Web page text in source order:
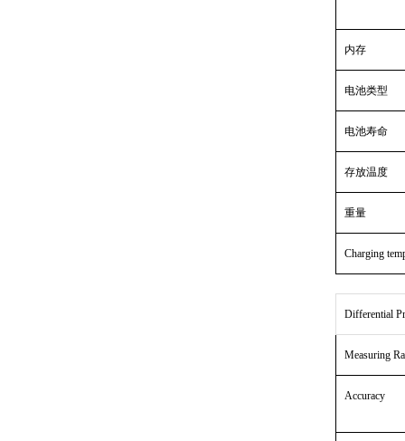
内存
电池类型
电池寿命
存放温度
重量
Charging
Differential
Measuring
Accuracy